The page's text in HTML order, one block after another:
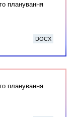
планування
DOCX
планування